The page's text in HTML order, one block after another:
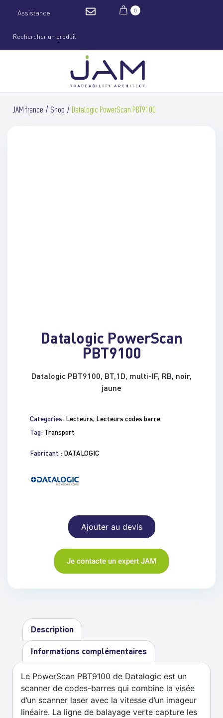
Assistance 0
JAM france Shop Datalogic PowerScan PBT9100
Datalogic PowerScan
PBT9100
Datalogic PBT9100, BT,1D, multi-IF, RB, noir,
jaune
Categories: Lecteurs, Lecteurs codes barre
Tag: Transport
Fabricant : DATALOGIC
Ajouter au devis
Je contacte un expert JAM
Description
Informations complémentaires
Le PowerScan PBT9100 de Datalogic est un
scanner de codes-barres qui combine la visée
d’un scanner laser avec la vitesse d’un imageur
linéaire. La ligne de balayage verte capture les